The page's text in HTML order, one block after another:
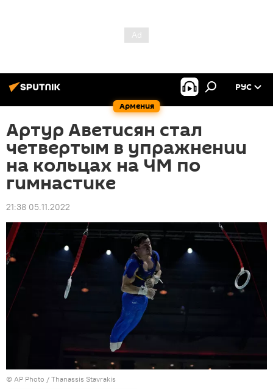
Армения
РУС
Артур Аветисян стал
четвертым в упражнении
на кольцах на ЧМ по
гимнастике
21:38 05.11.2022
© AP Photo / Thanassis Stavrakis